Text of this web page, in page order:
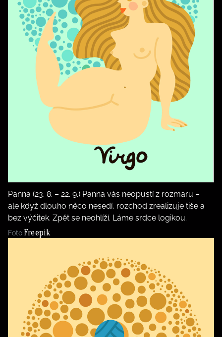
Panna (23. 8. – 22. 9.) Panna vás neopustí z rozmaru –
ale když dlouho něco nesedí, rozchod zrealizuje tiše a
bez výčitek. Zpět se neohlíží. Láme srdce logikou.
Foto:Freepik